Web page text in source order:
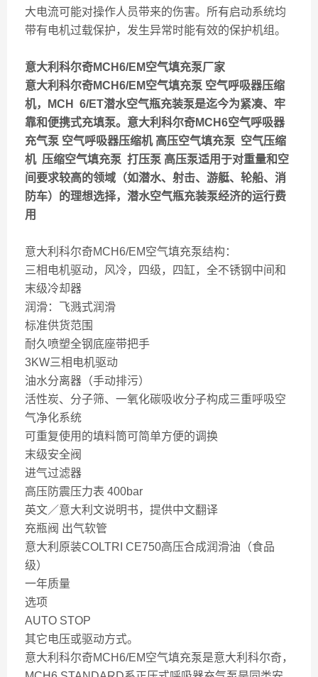
大电流可能对操作人员带来的伤害。所有启动系统均
带有电机过载保护，发生异常时能有效的保护机组。
意大利科尔奇MCH6/EM空气填充泵厂家
意大利科尔奇MCH6/EM空气填充泵 空气呼吸器压缩
机，MCH 6/ET潜水空气瓶充装泵是迄今为紧凑、牢
靠和便携式充填泵。意大利科尔奇MCH6空气呼吸器
充气泵 空气呼吸器压缩机 高压空气填充泵 空气压缩
机 压缩空气填充泵 打压泵 高压泵适用于对重量和空
间要求较高的领域（如潜水、射击、游艇、轮船、消
防车）的理想选择，潜水空气瓶充装泵经济的运行费
用
意大利科尔奇MCH6/EM空气填充泵结构：
三相电机驱动，风冷，四级，四缸，全不锈钢中间和
末级冷却器
润滑：飞溅式润滑
标准供货范围
耐久喷塑全钢底座带把手
3KW三相电机驱动
油水分离器（手动排污）
活性炭、分子筛、一氧化碳吸收分子构成三重呼吸空
气净化系统
可重复使用的填料筒可简单方便的调换
末级安全阀
进气过滤器
高压防震压力表 400bar
英文／意大利文说明书，提供中文翻译
充瓶阀 出气软管
意大利原装COLTRI CE750高压合成润滑油（食品
级）
一年质量
选项
AUTO STOP
其它电压或驱动方式。
意大利科尔奇MCH6/EM空气填充泵是意大利科尔奇，